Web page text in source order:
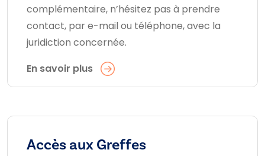
complémentaire, n’hésitez pas à prendre
contact, par e-mail ou téléphone, avec la
juridiction concernée.
En savoir plus
Accès aux Greffes